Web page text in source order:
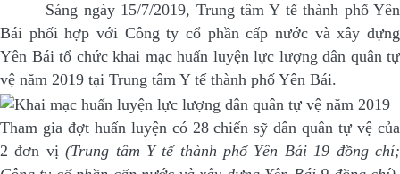
Sáng ngày 15/7/2019, Trung tâm Y tế thành phố Yên
Bái phối hợp với Công ty cổ phần cấp nước và xây dựng
Yên Bái tổ chức khai mạc huấn luyện lực lượng dân quân tự
vệ năm 2019 tại Trung tâm Y tế thành phố Yên Bái.
Tham gia đợt huấn luyện có 28 chiến sỹ dân quân tự vệ của
2 đơn vị(Trung tâm Y tế thành phố Yên Bái 19 đồng chí;